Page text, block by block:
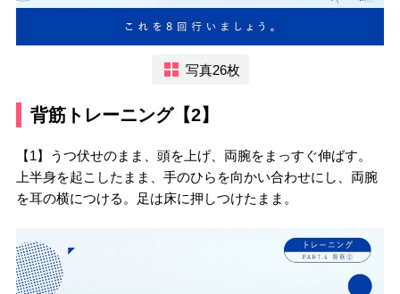
写真26枚
背筋トレーニング【2】
【1】うつ伏せのまま、頭を上げ、両腕をまっすぐ伸ばす。
上半身を起こしたまま、手のひらを向かい合わせにし、両腕
を耳の横につける。足は床に押しつけたまま。